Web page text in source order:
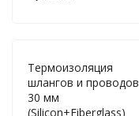
Термоизоляция
шлангов и проводов
30 мм
(Silicon+Fiberglass)